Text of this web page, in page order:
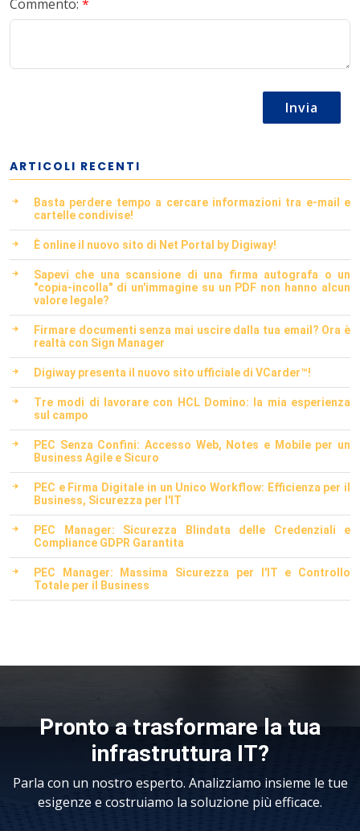
Commento: *
Invia
ARTICOLI RECENTI
Basta perdere tempo a cercare informazioni tra e-mail e
cartelle condivise!
È online il nuovo sito di Net Portal by Digiway!
Sapevi che una scansione di una firma autografa o un
"copia-incolla" di un'immagine su un PDF non hanno alcun
valore legale?
Firmare documenti senza mai uscire dalla tua email? Ora è
realtà con Sign Manager
Digiway presenta il nuovo sito ufficiale di VCarder™!
Tre modi di lavorare con HCL Domino: la mia esperienza
sul campo
PEC Senza Confini: Accesso Web, Notes e Mobile per un
Business Agile e Sicuro
PEC e Firma Digitale in un Unico Workflow: Efficienza per il
Business, Sicurezza per l'IT
PEC Manager: Sicurezza Blindata delle Credenziali e
Compliance GDPR Garantita
PEC Manager: Massima Sicurezza per l'IT e Controllo
Totale per il Business
Pronto a trasformare la tua
infrastruttura IT?
Parla con un nostro esperto. Analizziamo insieme le tue
esigenze e costruiamo la soluzione più efficace.